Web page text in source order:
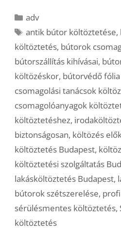
Kategória
adv
Címkék
antik bútor költöztetése,
költöztetés, bútorok
bútorszállítás kihívásai,
költözéskor, bútorvédő
csomagolási tanácsok
csomagolóanyagok
költöztetéshez,
biztonságosan, költözés
költöztetés Budapest,
költöztetési szolgáltatás
lakásköltöztetés Budapest,
bútorok szétszerelése,
sérülésmentes költöztetés,
költöztetés